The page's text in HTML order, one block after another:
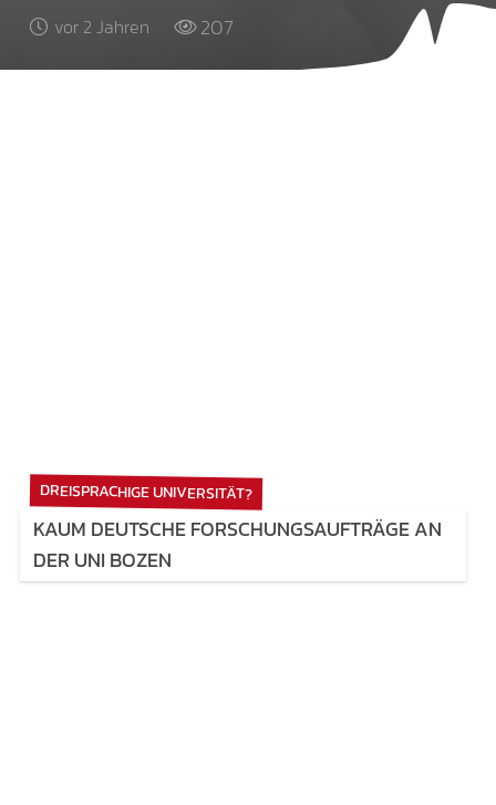
vor 2 Jahren 207
DREISPRACHIGE UNIVERSITÄT?
KAUM DEUTSCHE FORSCHUNGSAUFTRÄGE AN
DER UNI BOZEN